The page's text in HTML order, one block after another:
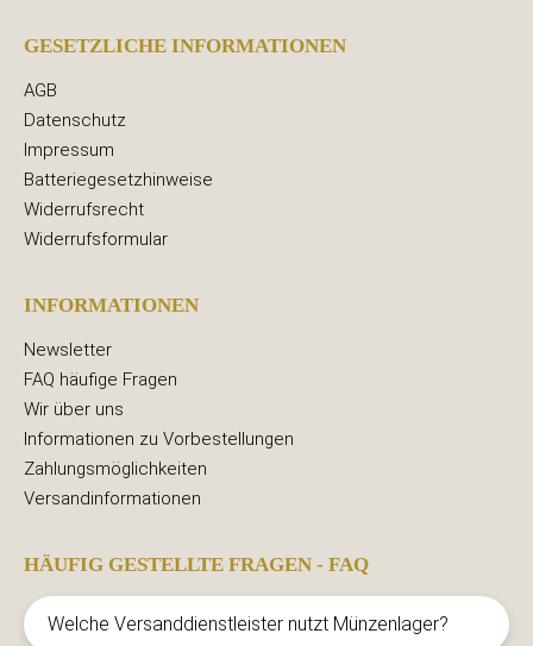
GESETZLICHE INFORMATIONEN
AGB
Datenschutz
Impressum
Batteriegesetzhinweise
Widerrufsrecht
Widerrufsformular
INFORMATIONEN
Newsletter
FAQ häufige Fragen
Wir über uns
Informationen zu Vorbestellungen
Zahlungsmöglichkeiten
Versandinformationen
HÄUFIG GESTELLTE FRAGEN - FAQ
Welche Versanddienstleister nutzt Münzenlager?